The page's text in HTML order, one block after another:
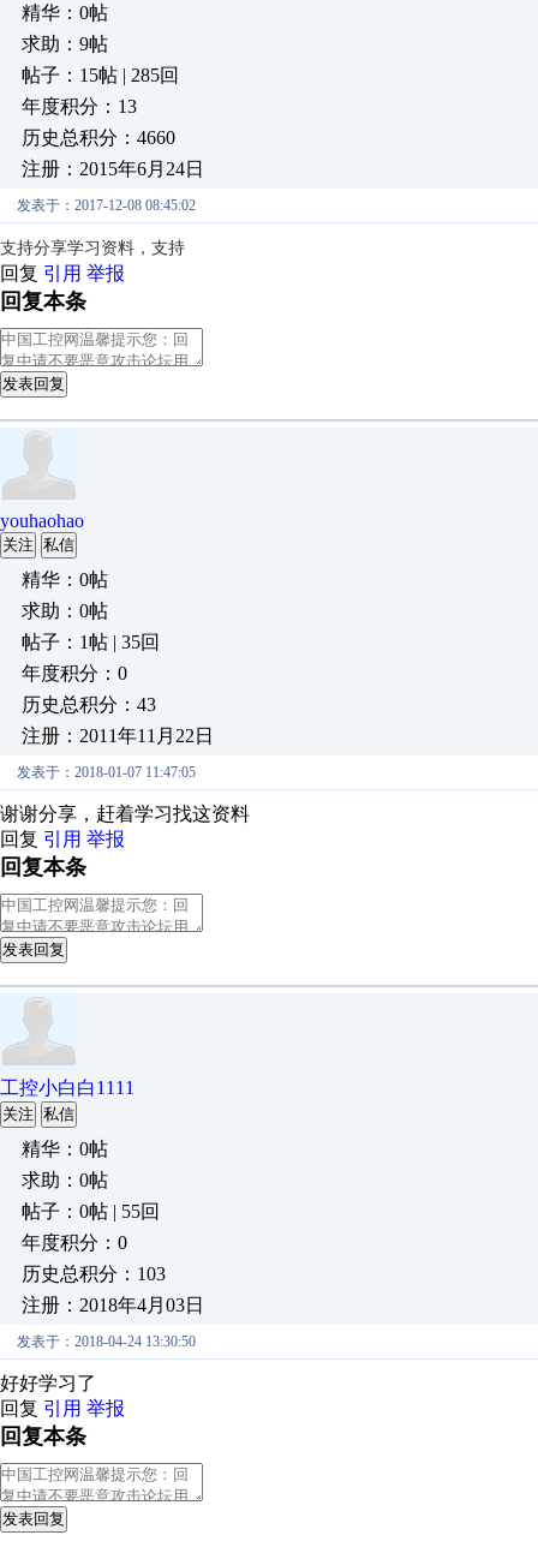
精华：0帖
求助：9帖
帖子：15帖 | 285回
年度积分：13
历史总积分：4660
注册：2015年6月24日
发表于：2017-12-08 08:45:02
支持分享学习资料，支持
回复 引用 举报
回复本条
发表回复
youhaohao
关注 私信
精华：0帖
求助：0帖
帖子：1帖 | 35回
年度积分：0
历史总积分：43
注册：2011年11月22日
发表于：2018-01-07 11:47:05
谢谢分享，赶着学习找这资料
回复 引用 举报
回复本条
发表回复
工控小白白1111
关注 私信
精华：0帖
求助：0帖
帖子：0帖 | 55回
年度积分：0
历史总积分：103
注册：2018年4月03日
发表于：2018-04-24 13:30:50
好好学习了
回复 引用 举报
回复本条
发表回复